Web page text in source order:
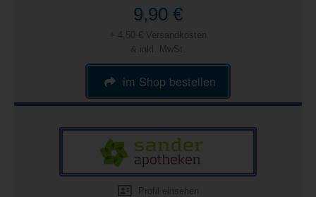
9,90 €
+ 4,50 € Versandkosten
& inkl. MwSt.
im Shop bestellen
Profil einsehen